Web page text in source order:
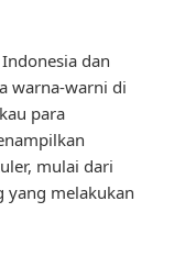
dan
warna-warni di
para
mulai dari
yang melakukan